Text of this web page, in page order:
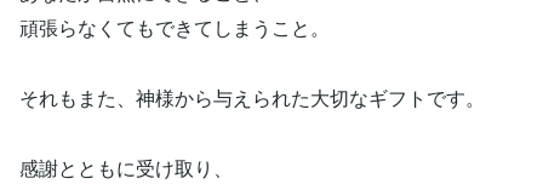
頑張らなくてもできてしまうこと。
それもまた、神様から与えられた大切なギフトです。
感謝とともに受け取り、